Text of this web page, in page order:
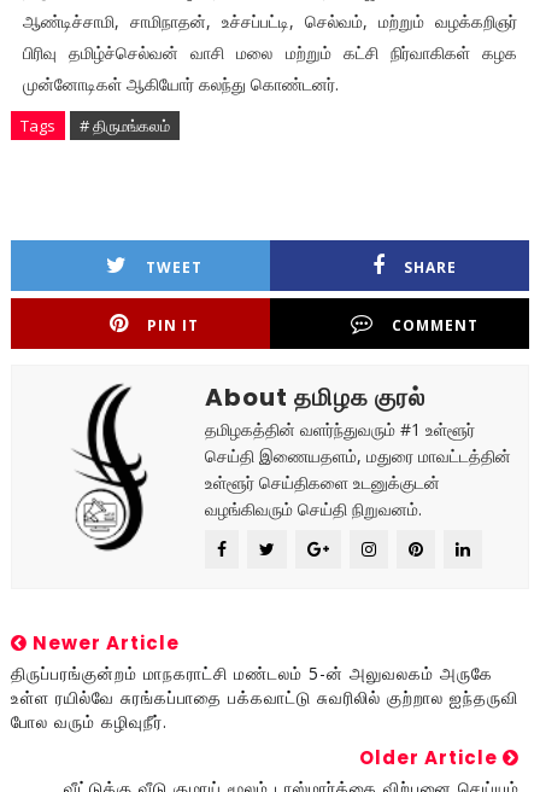
ஆண்டிச்சாமி, சாமிநாதன், உச்சப்பட்டி, செல்வம், மற்றும் வழக்கறிஞர்
பிரிவு தமிழ்ச்செல்வன் வாசி மலை மற்றும் கட்சி நிர்வாகிகள் கழக
முன்னோடிகள் ஆகியோர் கலந்து கொண்டனர்.
Tags # திருமங்கலம்
TWEET SHARE
PIN IT COMMENT
About தமிழக குரல்
தமிழகத்தின் வளர்ந்துவரும் #1 உள்ளூர்
செய்தி இணையதளம், மதுரை மாவட்டத்தின்
உள்ளூர் செய்திகளை உடனுக்குடன்
வழங்கிவரும் செய்தி நிறுவனம்.
Newer Article
திருப்பரங்குன்றம் மாநகராட்சி மண்டலம் 5-ன் அலுவலகம் அருகே
உள்ள ரயில்வே சுரங்கப்பாதை பக்கவாட்டு சுவரிலில் குற்றால ஐந்தருவி
போல வரும் கழிவுநீர்.
Older Article